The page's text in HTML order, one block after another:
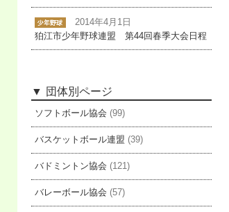
2014年4月1日
狛江市少年野球連盟 第44回春季大会日程
団体別ページ
ソフトボール協会 (99)
バスケットボール連盟 (39)
バドミントン協会 (121)
バレーボール協会 (57)